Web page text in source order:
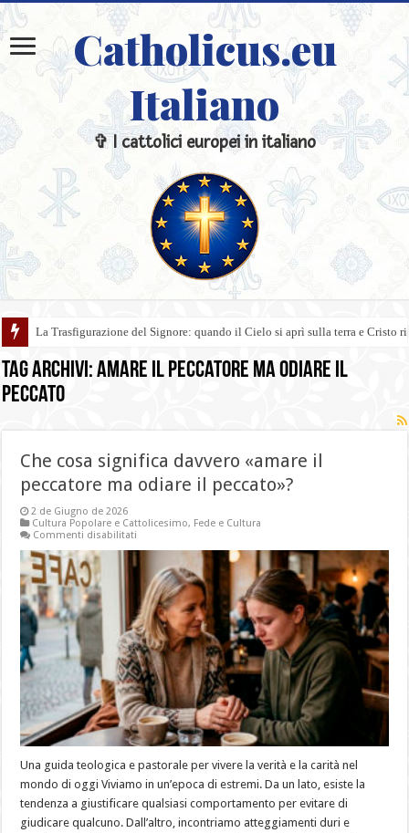
Catholicus.eu
Italiano
✞ I cattolici europei in italiano
La Trasfigurazione del Signore: quando il Cielo si aprì sulla terra e Cristo
Tag Archivi:amare il peccatore ma odiare il
peccato
Che cosa significa davvero «amare il
peccatore ma odiare il peccato»?
2 de Giugno de 2026
Cultura Popolare e Cattolicesimo, Fede e Cultura
Commenti disabilitati
significa
davvero
«amare
il
peccatore
ma
odiare
il
peccato»?
Una guida teologica e pastorale per vivere la verità e la carità nel
mondo di oggi Viviamo in un’epoca di estremi. Da un lato, esiste la
tendenza a giustificare qualsiasi comportamento per evitare di
giudicare qualcuno. Dall’altro, incontriamo atteggiamenti duri e